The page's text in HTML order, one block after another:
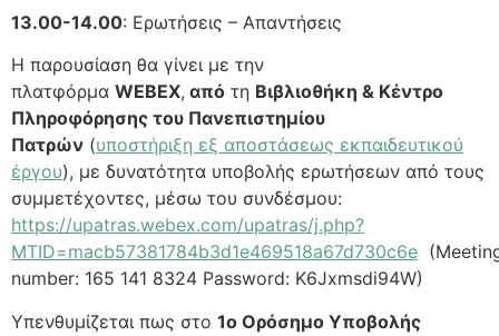
13.00-14.00: Ερωτήσεις – Απαντήσεις
Η παρουσίαση θα γίνει με την
πλατφόρμα WEBEX, από τη Βιβλιοθήκη & Κέντρο
Πληροφόρησης του Πανεπιστημίου
Πατρών (υποστήριξη εξ αποστάσεως εκπαιδευτικού
έργου), με δυνατότητα υποβολής ερωτήσεων από τους
συμμετέχοντες, μέσω του συνδέσμου:
https://upatras.webex.com/upatras/j.php?
MTID=macb57381784b3d1e469518a67d730c6e
number: 165 141 8324 Password: K6Jxmsdi94W)
Υπενθυμίζεται πως στο 1ο Ορόσημο Υποβολής